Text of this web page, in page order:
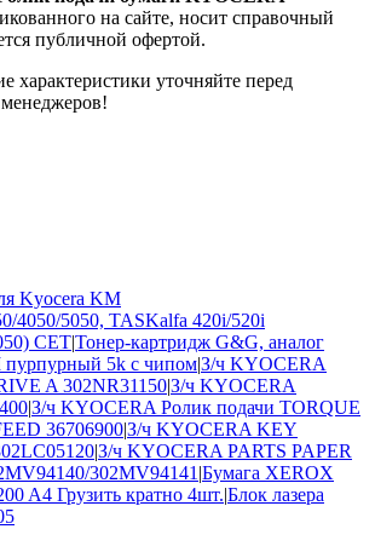
на сайте, носит справочный
публичной офертой.
характеристики уточняйте перед
Kyocera KM
4050/5050, TASKalfa 420i/520i
CET|Тонер-картридж G&G, аналог
пурпурный 5k с чипом|З/ч KYOCERA
A 302NR31150|З/ч KYOCERA
|З/ч KYOCERA Ролик подачи TORQUE
36706900|З/ч KYOCERA KEY
|З/ч KYOCERA PARTS PAPER
302MV94141 |Бумага XEROX
A4 Грузить кратно 4шт.|Блок лазера